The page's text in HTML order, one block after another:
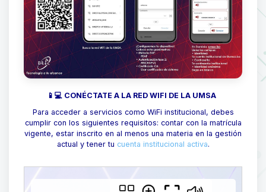
📱💻 CONÉCTATE A LA RED WIFI DE LA UMSA
Para acceder a servicios como WiFi institucional, debes
cumplir con los siguientes requisitos: contar con la matrícula
vigente, estar inscrito en al menos una materia en la gestión
actual y tener tu cuenta institucional activa.